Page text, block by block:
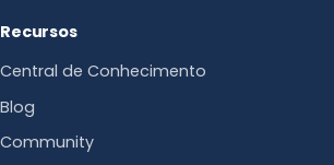
Recursos
Central de Conhecimento
Blog
Community